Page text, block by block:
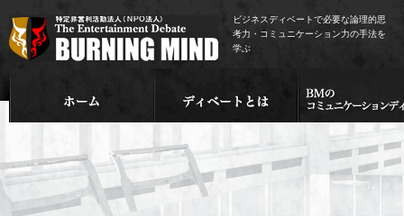
ビジネスディベートで必要な論理的思
考力・コミュニケーション力の手法を
学ぶ